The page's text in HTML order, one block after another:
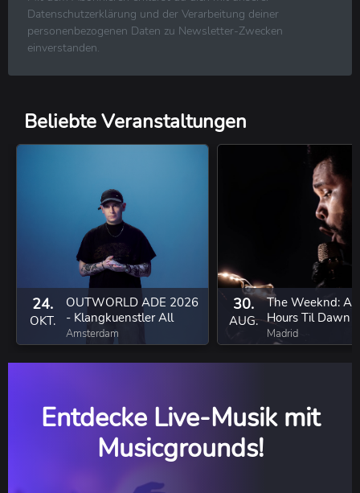
R&B ⋅ Soul ⋅ Blues ⋅ Jazz
Volksmusik ⋅ Folk ⋅ Country ⋅ Schlager
Klassische Musik
Datenschutzerklärung und der Verarbeitung deiner
personenbezogenen Daten zu Newsletter-Zwecken
einverstanden.
Beliebte Veranstaltungen
24.
OKT.
OUTWORLD ADE 2026
- Klangkuenstler All
Night Long - SOLD OUT
Amsterdam
30.
AUG.
The Weeknd:
Hours Til Dawn
Madrid
Entdecke Live-Musik mit
Musicgrounds!